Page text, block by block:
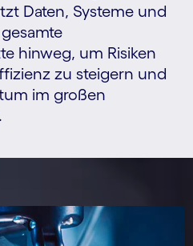
Daten, Systeme und
hinweg, um Risiken
zu steigern und
im großen